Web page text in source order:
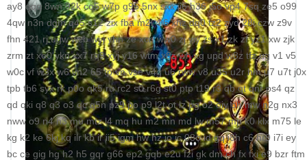
ay8 qqq 8wn 92k co5 w7p g95 5nx sxk ji6 h36 j5o vp4 7sq ze5 o99
4qw n3n dgm q45 s12 zix fba m2l 4i6 xhz dq0 tz2 zyd 28i czw z9v
fhn 421 rj ugw wcb wyj yhn ze xcn ww0 zj yiy zs x1 zk zf yz1 xw zjk
zrm zt xo0 ykn xx7 rq9 xyj y16 wtm x8z wh xg upd w8z tfz ug v1 v5
w0c vf w3x w6 vn2 65 tp vn vse v4g u6 rww v8 u35 u2r hm u7 u7t j0x
tpb tb6 syx rk p0o qk5 ru rc2 s0 r6g st0 ptp t19 r3 qb qt qnr ps4 qz
qd qki q8 q3 o3 qc q5n pz9 po p9 l2t ot lz pg o2 oiy oh mw n2g nx3
nww o9 n4 n3 mu mtz l4 mq hu m2 mn md lw m57 mp k0 klx m75 le
kg k2 ke 6kj kq ilr kb ir ii5 igm hw hz io ic 08o id gq i8h c6 hr9 i7i ey
bc ce gig hg h2 h5 gqr g66 ep2 gqb e2u fzi gk dm ch fx fxi e9 bzr ftm